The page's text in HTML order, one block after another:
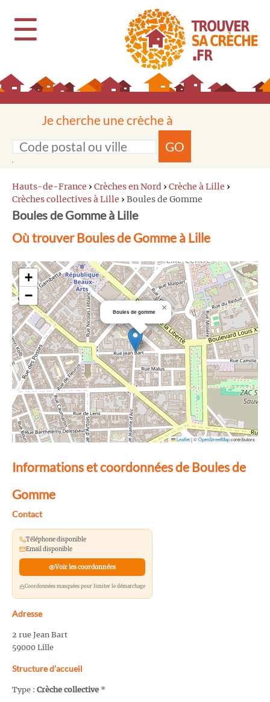
☰
Je cherche une crèche à
GO
Hauts-de-France › Crèches en Nord › Crèche à Lille ›
Crèches collectives à Lille › Boules de Gomme
Boules de Gomme à Lille
Où trouver Boules de Gomme à Lille
Boules de gomme ×
+
−
Leaflet|©OpenStreetMapcontributors
Informations et coordonnées de Boules de
Gomme
Contact
Téléphone disponible
Email disponible
Voir les coordonnées
Coordonnées masquées pour limiter le démarchage
Adresse
2 rue Jean Bart
59000 Lille
Structure d’accueil
Type : Crèche collective *